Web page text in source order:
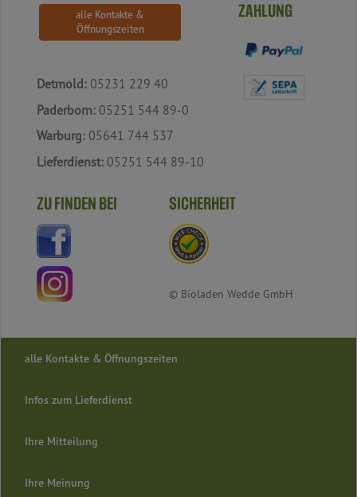
alle Kontakte &
Öffnungszeiten
Detmold: 05231 229 40
Paderborn: 05251 544 89-0
Warburg: 05641 744 537
Lieferdienst: 05251 544 89-10
ZAHLUNG
ZU FINDEN BEI SICHERHEIT
© Bioladen Wedde GmbH
alle Kontakte & Öffnungszeiten
Infos zum Lieferdienst
Ihre Mitteilung
Ihre Meinung